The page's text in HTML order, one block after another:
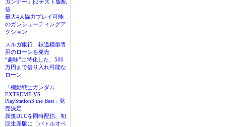
ガンナー」β2テスト版配
信
最大4人協力プレイ可能
のガンシューティングア
クション
スルガ銀行、鉄道模型専
用のローンを発売
“趣味”に特化した、500
万円まで借り入れ可能な
ローン
「機動戦士ガンダム
EXTREME VS.
PlayStation3 the Best」発
売決定
新規DLCを同時配信、初
回生産版に「バトルオペ